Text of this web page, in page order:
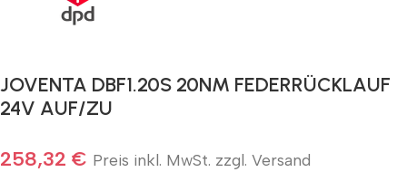
JOVENTA DBF1.20S 20NM FEDERRÜCKLAUF
24V AUF/ZU
258,32 € Preis inkl. MwSt. zzgl. Versand